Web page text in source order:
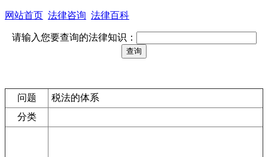
网站首页 法律咨询 法律百科
请输入您要查询的法律知识：
问题
税法的体系
分类